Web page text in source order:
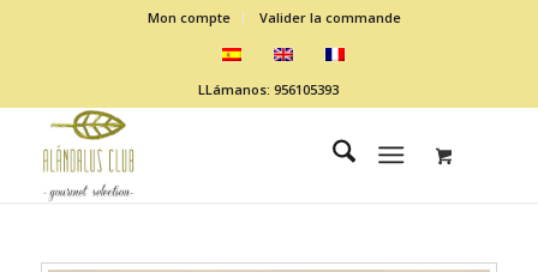
Mon compte Valider la commande
LLámanos: 956105393